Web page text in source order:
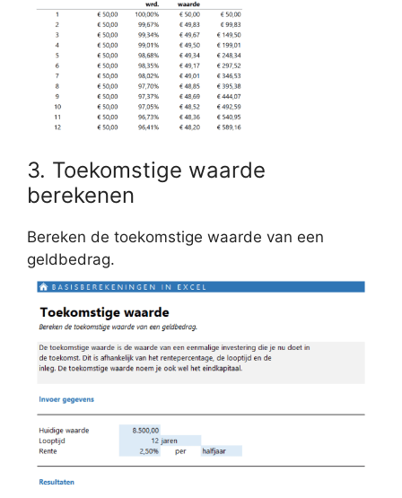
3. Toekomstige waarde
berekenen
Bereken de toekomstige waarde van een
geldbedrag.